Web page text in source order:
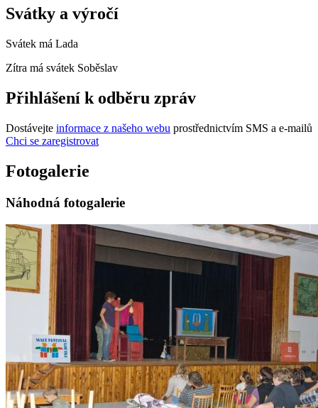
Svátky a výročí
Svátek má Lada
Zítra má svátek Soběslav
Přihlášení k odběru zpráv
Dostávejte informace z našeho webu prostřednictvím SMS a e-mailů
Chci se zaregistrovat
Fotogalerie
Náhodná fotogalerie